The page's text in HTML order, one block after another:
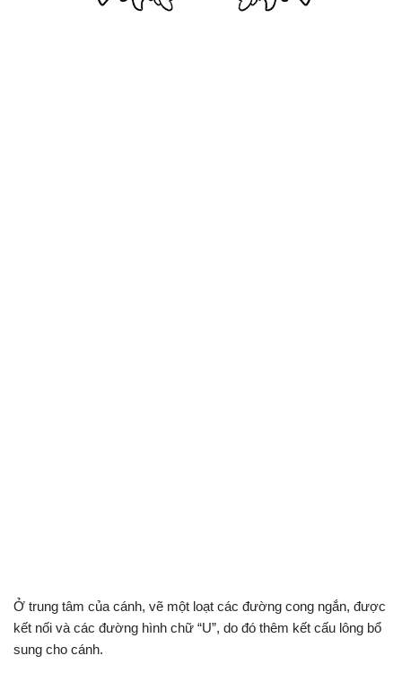
Ở trung tâm của cánh, vẽ một loạt các đường cong ngắn, được
kết nối và các đường hình chữ “U”, do đó thêm kết cấu lông bổ
sung cho cánh.